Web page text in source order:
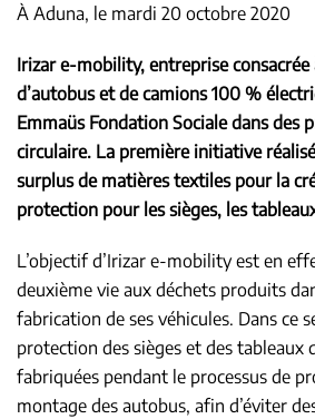
À Aduna, le mardi 20 octobre 2020
Irizar e-mobility, entreprise
d’autobus et de camions 100 %
Emmaüs Fondation Sociale dans des
circulaire. La première initiative
surplus de matières textiles pour la
protection pour les sièges, les
L’objectif d’Irizar e-mobility est en
deuxième vie aux déchets produits
fabrication de ses véhicules. Dans ce
protection des sièges et des tableaux
fabriquées pendant le processus de
montage des autobus, afin d’éviter